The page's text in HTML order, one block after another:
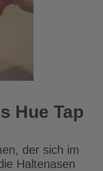
Hue Tap
der sich im
Haltenasen